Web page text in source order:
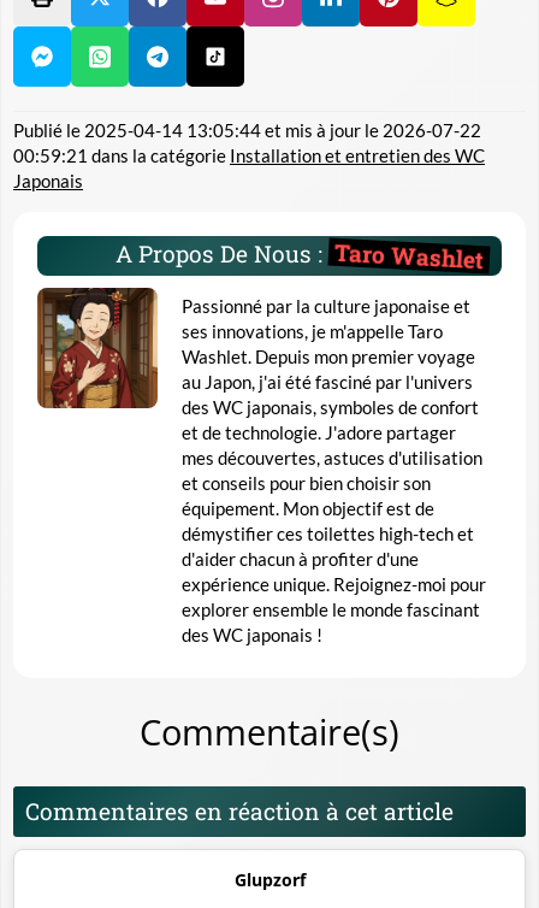
Publié le 2025-04-14 13:05:44et mis à jour le 2026-07-22
00:59:21 dans la catégorie Installation et entretien des WC
Japonais
A Propos De Nous : Taro Washlet
Passionné par la culture japonaise et
ses innovations, je m'appelle Taro
Washlet. Depuis mon premier voyage
au Japon, j'ai été fasciné par l'univers
des WC japonais, symboles de confort
et de technologie. J'adore partager
mes découvertes, astuces d'utilisation
et conseils pour bien choisir son
équipement. Mon objectif est de
démystifier ces toilettes high-tech et
d'aider chacun à profiter d'une
expérience unique. Rejoignez-moi pour
explorer ensemble le monde fascinant
des WC japonais !
Commentaire(s)
Commentaires en réaction à cet article
Glupzorf